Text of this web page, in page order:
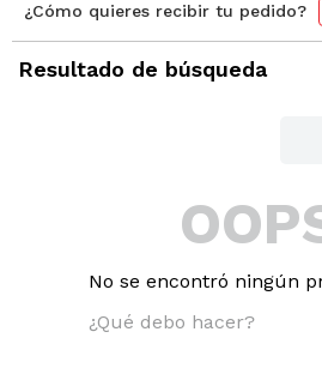
¿Cómo quieres recibir tu pedido?
Resultado de búsqueda
No se encontró ningún
¿Qué debo hacer?